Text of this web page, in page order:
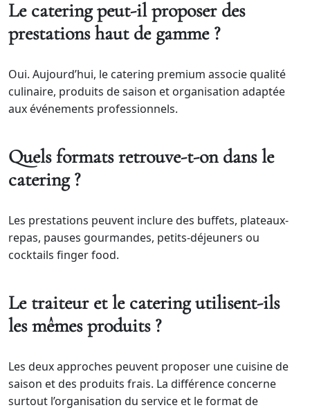
Le catering peut-il proposer des
prestations haut de gamme ?
Oui. Aujourd’hui, le catering premium associe qualité
culinaire, produits de saison et organisation adaptée
aux événements professionnels.
Quels formats retrouve-t-on dans le
catering ?
Les prestations peuvent inclure des buffets, plateaux-
repas, pauses gourmandes, petits-déjeuners ou
cocktails finger food.
Le traiteur et le catering utilisent-ils
les mêmes produits ?
Les deux approches peuvent proposer une cuisine de
saison et des produits frais. La différence concerne
surtout l’organisation du service et le format de